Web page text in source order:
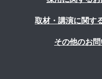
取材・講演に関す
その他のお